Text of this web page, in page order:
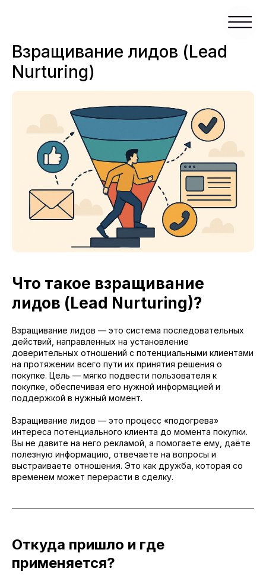
Взращивание лидов (Lead
Nurturing)
Что такое взращивание
лидов (Lead Nurturing)?
Взращивание лидов — это система последовательных
действий, направленных на установление
доверительных отношений с потенциальными клиентами
на протяжении всего пути их принятия решения о
покупке. Цель — мягко подвести пользователя к
покупке, обеспечивая его нужной информацией и
поддержкой в нужный момент.
Взращивание лидов — это процесс «подогрева»
интереса потенциального клиента до момента покупки.
Вы не давите на него рекламой, а помогаете ему, даёте
полезную информацию, отвечаете на вопросы и
выстраиваете отношения. Это как дружба, которая со
временем может перерасти в сделку.
Откуда пришло и где
применяется?